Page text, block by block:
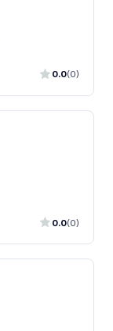
0.0(0)
0.0(0)